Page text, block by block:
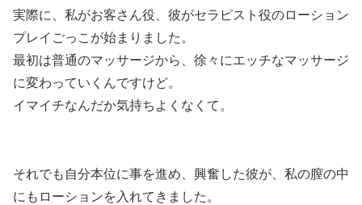
実際に、私がお客さん役、彼がセラピスト役のローション
プレイごっこが始まりました。
最初は普通のマッサージから、徐々にエッチなマッサージ
に変わっていくんですけど。
イマイチなんだか気持ちよくなくて。
それでも自分本位に事を進め、興奮した彼が、私の膣の中
にもローションを入れてきました。